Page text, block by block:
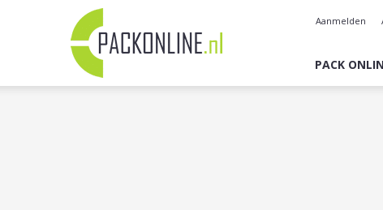
Pack
Online
Aanmelden
PACK